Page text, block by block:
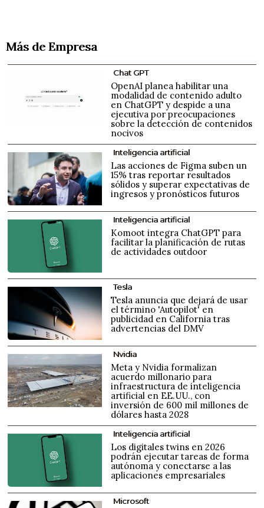
Más de Empresa
Chat GPT
OpenAI planea habilitar una
modalidad de contenido adulto
en ChatGPT y despide a una
ejecutiva por preocupaciones
sobre la detección de contenidos
nocivos
Inteligencia artificial
Las acciones de Figma suben un
15% tras reportar resultados
sólidos y superar expectativas de
ingresos y pronósticos futuros
Inteligencia artificial
Komoot integra ChatGPT para
facilitar la planificación de rutas
de actividades outdoor
Tesla
Tesla anuncia que dejará de usar
el término 'Autopilot' en
publicidad en California tras
advertencias del DMV
Nvidia
Meta y Nvidia formalizan
acuerdo millonario para
infraestructura de inteligencia
artificial en EE.UU., con
inversión de 600 mil millones de
dólares hasta 2028
Inteligencia artificial
Los digitales twins en 2026
podrán ejecutar tareas de forma
autónoma y conectarse a las
aplicaciones empresariales
Microsoft